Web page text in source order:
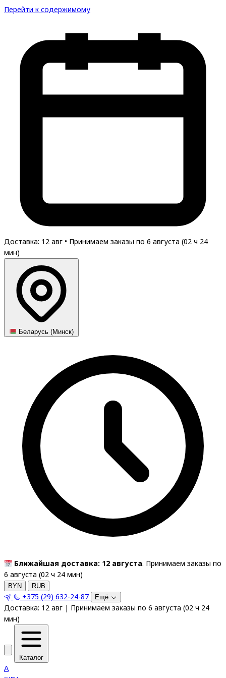
Перейти к содержимому
Доставка: 12 авг • Принимаем заказы по 6 августа (02 ч 24
мин)
Беларусь (Минск)
Ближайшая доставка: 12 августа. Принимаем заказы по
6 августа (02 ч 24 мин)
BYN RUB
+375 (29) 632-24-87 Ещё
Доставка: 12 авг | Принимаем заказы по 6 августа (02 ч 24
мин)
Каталог
A